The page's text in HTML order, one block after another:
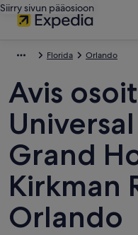
Siirry sivun pääosioon
Florida Orlando
Avis
Grand
Kirkman
Orlando